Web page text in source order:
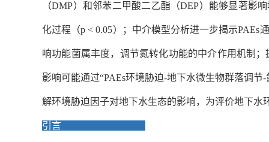
（DMP）和邻苯二甲酸二乙酯（DEP）能够显著影
化过程（p < 0.05）；中介模型分析进一步揭示PAEs
响功能菌属丰度，调节氮转化功能的中介作用机制
影响可能通过“PAEs环境胁迫-地下水微生物群落调节-
解环境胁迫因子对地下水生态的影响，为评价地下水
引言